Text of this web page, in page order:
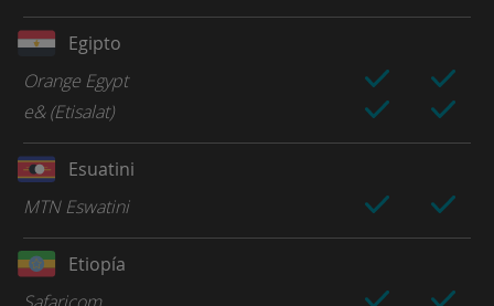
Egipto
Orange Egypt
e& (Etisalat)
Esuatini
MTN Eswatini
Etiopía